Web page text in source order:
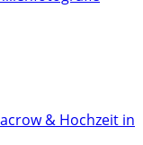
& Hochzeit in